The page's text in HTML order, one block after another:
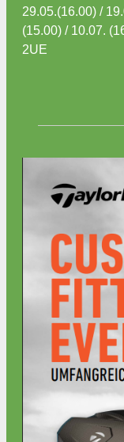
29.05.(16.00) /
(15.00) / 10.07.
2UE